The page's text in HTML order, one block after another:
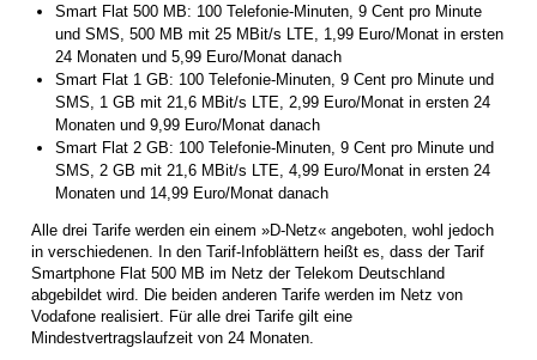
Smart Flat 500 MB: 100 Telefonie-Minuten, 9 Cent pro Minute
und SMS, 500 MB mit 25 MBit/s LTE, 1,99 Euro/Monat in ersten
24 Monaten und 5,99 Euro/Monat danach
Smart Flat 1 GB: 100 Telefonie-Minuten, 9 Cent pro Minute und
SMS, 1 GB mit 21,6 MBit/s LTE, 2,99 Euro/Monat in ersten 24
Monaten und 9,99 Euro/Monat danach
Smart Flat 2 GB: 100 Telefonie-Minuten, 9 Cent pro Minute und
SMS, 2 GB mit 21,6 MBit/s LTE, 4,99 Euro/Monat in ersten 24
Monaten und 14,99 Euro/Monat danach
Alle drei Tarife werden ein einem »D-Netz« angeboten, wohl jedoch
in verschiedenen. In den Tarif-Infoblättern heißt es, dass der Tarif
Smartphone Flat 500 MB im Netz der Telekom Deutschland
abgebildet wird. Die beiden anderen Tarife werden im Netz von
Vodafone realisiert. Für alle drei Tarife gilt eine
Mindestvertragslaufzeit von 24 Monaten.